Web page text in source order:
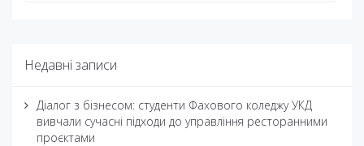
Недавні записи
Діалог з бізнесом: студенти Фахового коледжу УКД
вивчали сучасні підходи до управління ресторанними
проєктами